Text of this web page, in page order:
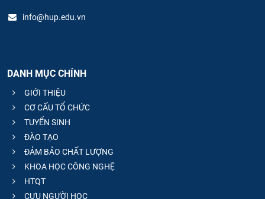
info@hup.edu.vn
DANH MỤC CHÍNH
GIỚI THIỆU
CƠ CẤU TỔ CHỨC
TUYỂN SINH
ĐÀO TẠO
ĐẢM BẢO CHẤT LƯỢNG
KHOA HỌC CÔNG NGHỆ
HTQT
CỰU NGƯỜI HỌC